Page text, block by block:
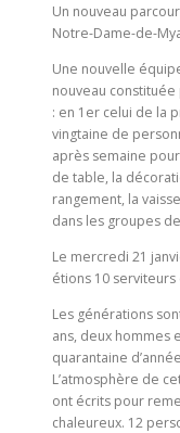
Un nouveau
Notre-Dame-de-
Une nouvelle
nouveau
: en 1er celui de la
vingtaine de
après semaine
de table, la
rangement, la
dans les groupes
Le mercredi 21
étions 10 serviteurs
Les générations
ans, deux hommes
quarantaine
L’atmosphère de
ont écrits pour
chaleureux. 12